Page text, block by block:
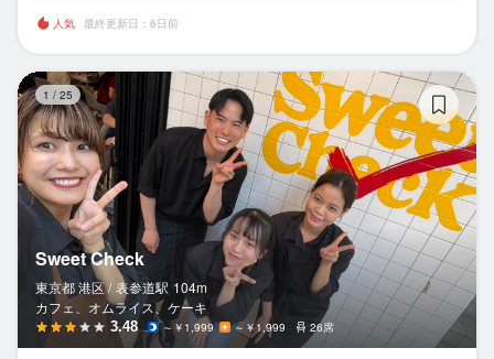
人気 最終更新日：6日前
1 / 25
Sweet Check
東京都 港区 / 表参道駅 104m
カフェ、オムライス、ケーキ
3.48 ～￥1,999 ～￥1,999 26席